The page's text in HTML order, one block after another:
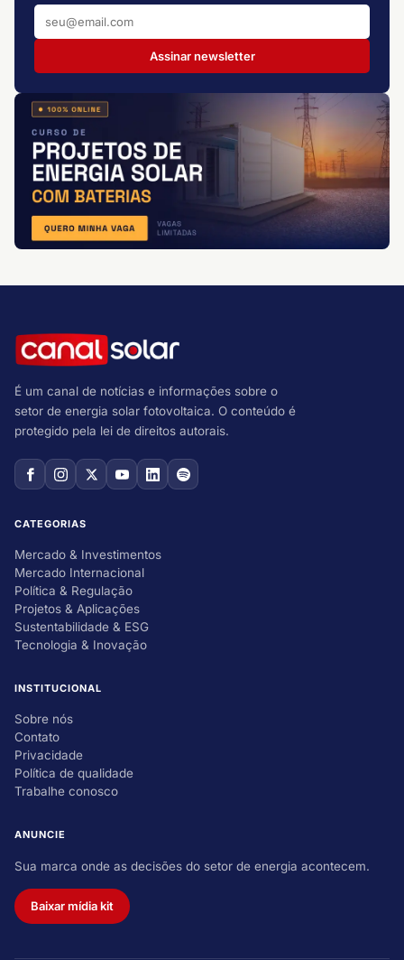
Assinar newsletter
É um canal de notícias e informações sobre o
setor de energia solar fotovoltaica. O conteúdo é
protegido pela lei de direitos autorais.
CATEGORIAS
Mercado & Investimentos
Mercado Internacional
Política & Regulação
Projetos & Aplicações
Sustentabilidade & ESG
Tecnologia & Inovação
INSTITUCIONAL
Sobre nós
Contato
Privacidade
Política de qualidade
Trabalhe conosco
ANUNCIE
Sua marca onde as decisões do setor de energia acontecem.
Baixar mídia kit